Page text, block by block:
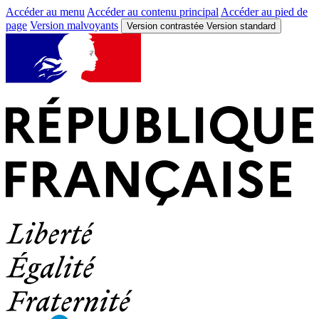
Accéder au menu Accéder au contenu principal Accéder au pied de
page Version malvoyants Version contrastée Version standard